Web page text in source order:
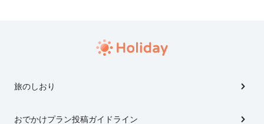
旅のしおり
おでかけプラン投稿ガイドライン